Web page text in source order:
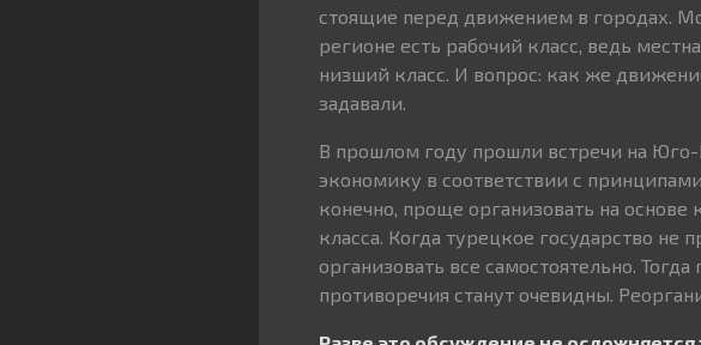
стоящие перед движением в городах.
регионе есть рабочий класс, ведь
низший класс. И вопрос: как же
задавали.
В прошлом году прошли встречи на Юго-
экономику в соответствии с
конечно, проще организовать на
класса. Когда турецкое государство
организовать все самостоятельно.
противоречия станут очевидны.